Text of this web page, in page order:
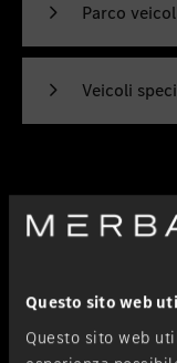
Questo sito web
Questo sito web
Parco
Veicoli
Richiedi